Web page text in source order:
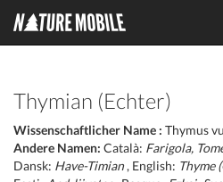
Thymian (Echter)
Wissenschaftlicher Name : Thymus
Andere Namen: Català: Farigola,
Dansk: Have-Timian, English: Thyme